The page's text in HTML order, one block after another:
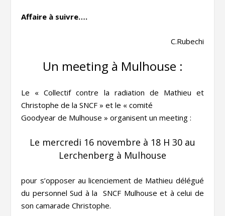
Affaire à suivre….
C.Rubechi
Un meeting à Mulhouse :
Le « Collectif contre la radiation de Mathieu et
Christophe de la SNCF » et le « comité
Goodyear de Mulhouse » organisent un meeting :
Le mercredi 16 novembre à 18 H 30 au
Lerchenberg à Mulhouse
pour s’opposer au licenciement de Mathieu délégué
du personnel Sud à la SNCF Mulhouse et à celui de
son camarade Christophe.